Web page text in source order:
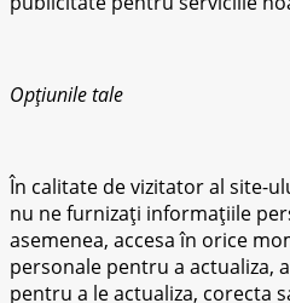
Opțiunile tale
În calitate de vizitator al site-
nu ne furnizați informațiile
asemenea, accesa în orice
personale pentru a actualiza,
pentru a le actualiza, corecta